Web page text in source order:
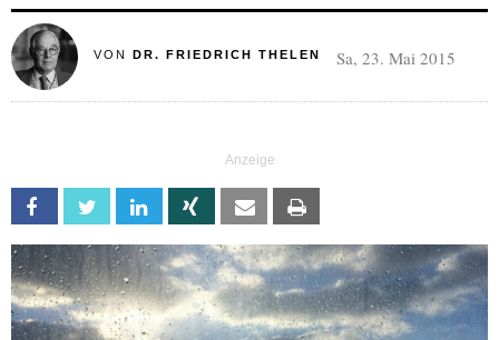
VON DR. FRIEDRICH THELEN Sa, 23. Mai 2015
Facebook Twitter Linkedin Xing Email